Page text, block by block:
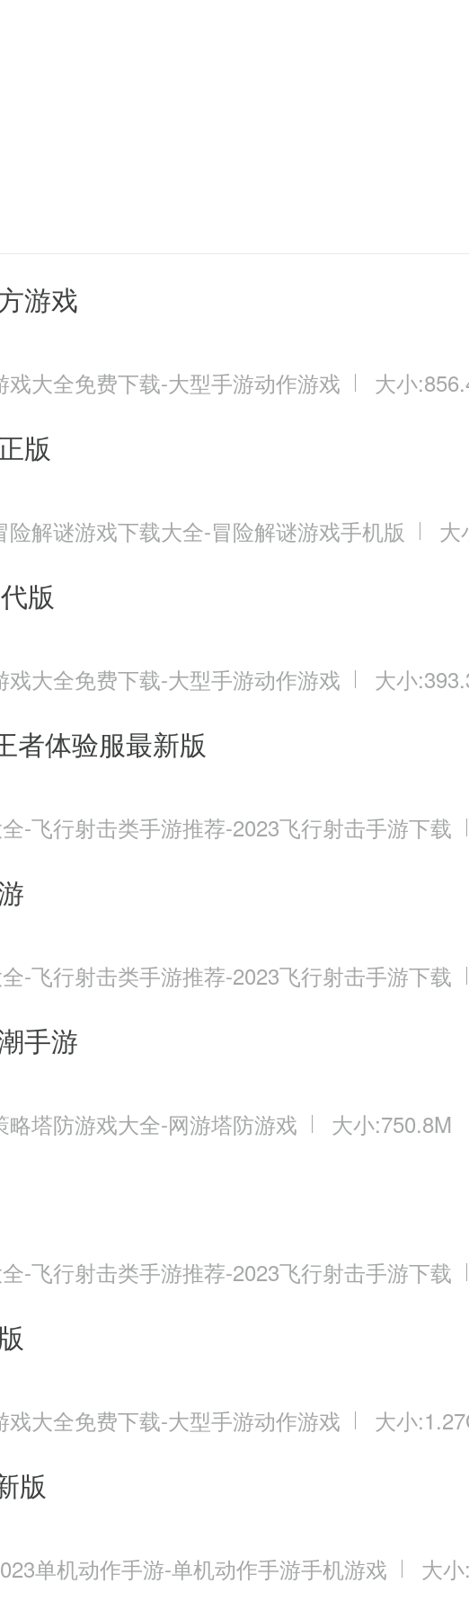
游戏
大全免费下载-大型手游动作游戏 大小
版
险解谜游戏下载大全-冒险解谜游戏手机版 大
版
大全免费下载-大型手游动作游戏 大小
者体验服最新版
-飞行射击类手游推荐-2023飞行射击手游下载
-飞行射击类手游推荐-2023飞行射击手游下载
手游
塔防游戏大全-网游塔防游戏 大小:750.8M
-飞行射击类手游推荐-2023飞行射击手游下载
大全免费下载-大型手游动作游戏 大小
版
单机动作手游-单机动作手游手机游戏 大